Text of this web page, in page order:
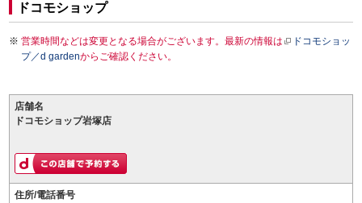
ドコモショップ
営業時間などは変更となる場合がございます。最新の情報は
ドコモショッ
プ／d gardenからご確認ください。
店舗名
ドコモショップ岩塚店
住所/電話番号